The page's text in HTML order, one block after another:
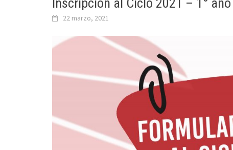
Inscripción al Ciclo 2021 – 1° año
22 marzo, 2021